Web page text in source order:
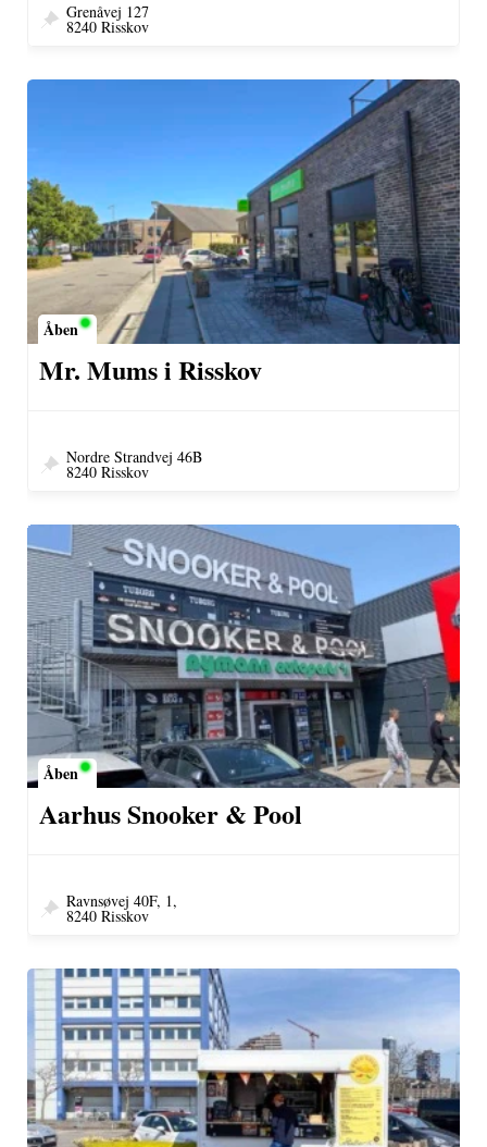
Grenåvej 127
8240 Risskov
Åben
Mr. Mums i Risskov
Nordre Strandvej 46B
8240 Risskov
Åben
Aarhus Snooker & Pool
Ravnsøvej 40F, 1,
8240 Risskov